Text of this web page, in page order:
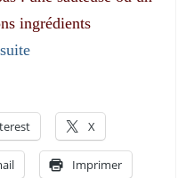
ingrédients
X
Imprimer